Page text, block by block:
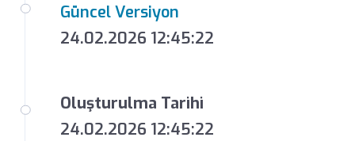
Güncel Versiyon
24.02.2026 12:45:22
Oluşturulma Tarihi
24.02.2026 12:45:22